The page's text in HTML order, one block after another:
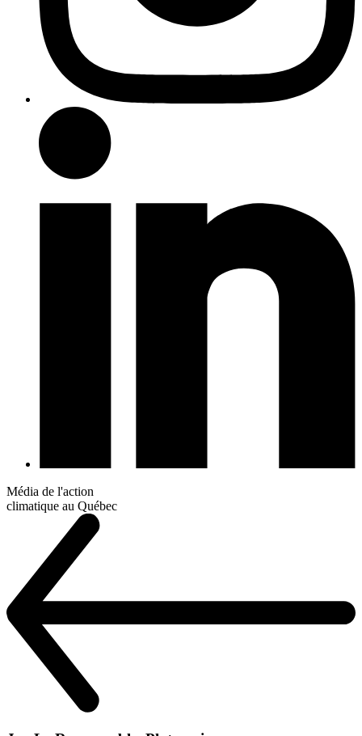
Média de l'action
climatique au Québec